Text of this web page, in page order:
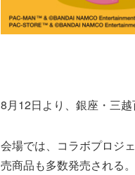
8月12日より、銀座・三
会場では、コラボプロジ
売商品も多数発売される